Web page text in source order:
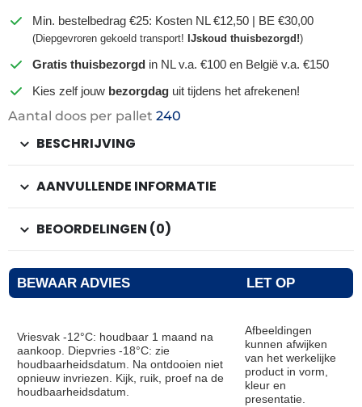
Min. bestelbedrag €25: Kosten NL €12,50 | BE €30,00
(Diepgevroren gekoeld transport! IJskoud thuisbezorgd!)
Gratis thuisbezorgd in NL v.a. €100 en België v.a. €150
Kies zelf jouw bezorgdag uit tijdens het afrekenen!
Aantal doos per pallet 240
BESCHRIJVING
AANVULLENDE INFORMATIE
BEOORDELINGEN (0)
BEWAAR ADVIES LET OP
Vriesvak -12°C: houdbaar 1 maand na
aankoop. Diepvries -18°C: zie
houdbaarheidsdatum. Na ontdooien niet
opnieuw invriezen. Kijk, ruik, proef na de
houdbaarheidsdatum.
Afbeeldingen
kunnen afwijken
van het werkelijke
product in vorm,
kleur en
presentatie.